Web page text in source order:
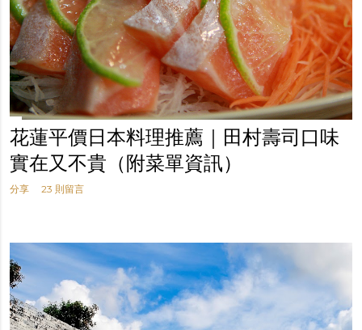
花蓮平價日本料理推薦｜田村壽司口味
實在又不貴（附菜單資訊）
分享 23 則留言